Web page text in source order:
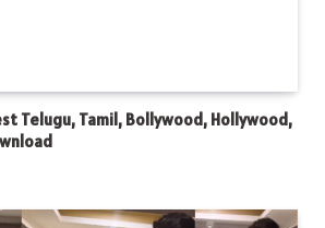
Telugu, Tamil, Bollywood, Hollywood,